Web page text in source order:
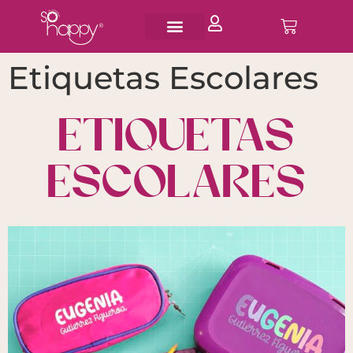
Etiquetas Escolares
ETIQUETAS
ESCOLARES